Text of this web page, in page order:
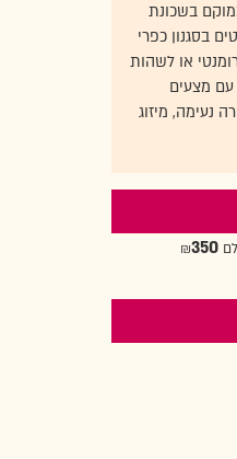
בשכונת
בסגנון כפרי
או לשהות
עם מצעים
נעימה, מיזוג
₪
350